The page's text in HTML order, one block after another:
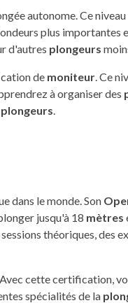
autonome. Ce
plus importantes
d'autres plongeurs
de moniteur . Ce
à organiser des
plongeurs
dans le monde. Son
jusqu'à 18 mètres
théoriques, des
cette certification,
spécialités de la